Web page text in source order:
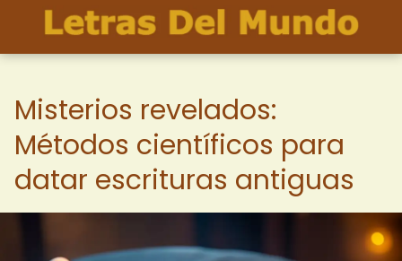
Misterios revelados:
Métodos científicos para
datar escrituras antiguas